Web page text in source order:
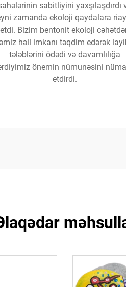
sabitliyini yaxşılaşdırdı
zamanda ekoloji qaydalara
etdi. Bizim bentonit ekoloji
həll imkanı təqdim edərək
tələblərini ödədi və davamlılığa
önemin nümunəsini
etdirdi.